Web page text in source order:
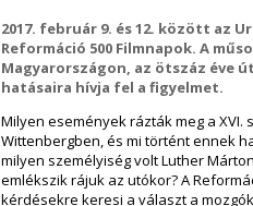
2017. február 9. és 12. között az
Reformáció 500 Filmnapok. A
Magyarországon, az ötszáz éve
hatásaira hívja fel a figyelmet.
Milyen események rázták meg a
Wittenbergben, és mi történt ennek
milyen személyiség volt Luther
emlékszik rájuk az utókor? A
kérdésekre keresi a választ a